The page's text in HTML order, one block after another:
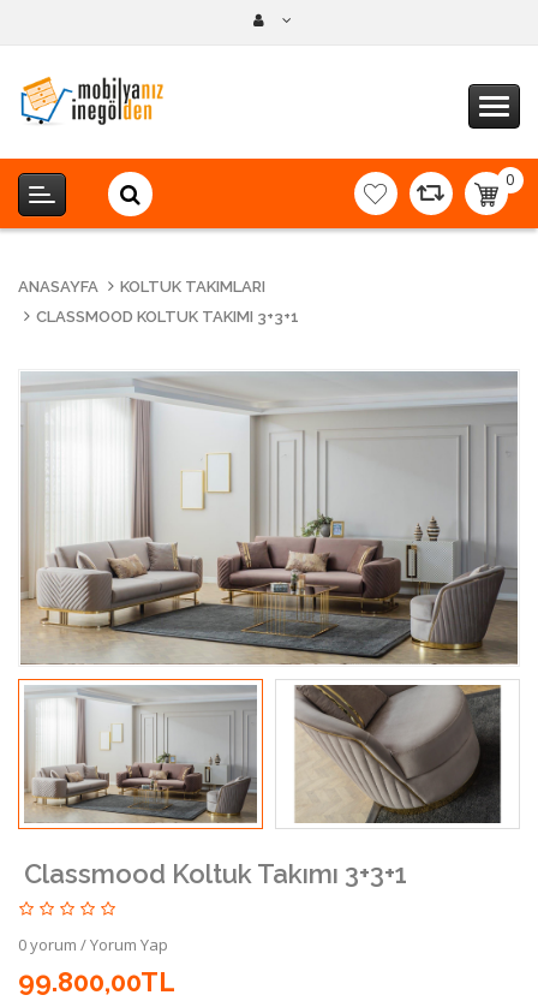
0
-
ANASAYFA
KOLTUK TAKIMLARI
CLASSMOOD KOLTUK TAKIMI 3+3+1
Classmood Koltuk Takımı 3+3+1
0 yorum /Yorum Yap
99.800,00TL